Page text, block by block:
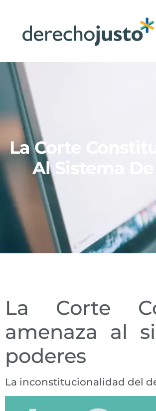
La Corte
Al Sistema
La Corte
amenaza al
poderes
La inconstitucionalidad del